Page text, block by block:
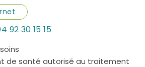
92 30 15 15
de santé autorisé au traitement